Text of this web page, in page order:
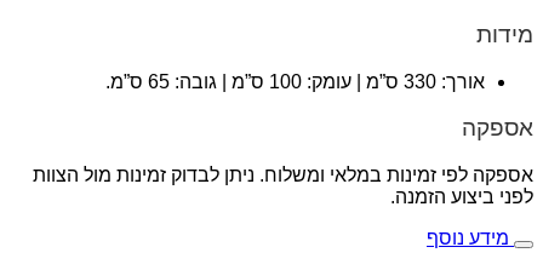
מידות
אורך: 330 ס”מ | עומק: 100 ס”מ | גובה: 65 ס”מ.
אספקה
אספקה לפי זמינות במלאי ומשלוח. ניתן לבדוק זמינות מול הצוות
לפני ביצוע הזמנה.
מידע נוסף